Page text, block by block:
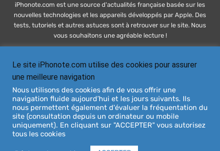
iPhonote.com est une source d'actualités française basée sur les
nouvelles technologies et les appareils développés par Apple. Des
tests, tutoriels et autres astuces sont à retrouver sur le site. Nous
vous souhaitons une agréable lecture !
À PROPOS
PUBLICITÉ / ADVERTISING
MENTIONS LÉGALES
Le site iPhonote.com utilise des cookies pour assurer
une meilleure navigation
Nous utilisons des cookies afin de vous offrir une
navigation fluide aujourd’hui et les jours suivants. Ils
nous permettent également d'évaluer la fréquentation du
site (consultation depuis un ordinateur ou mobile
uniquement). En cliquant sur "ACCEPTER" vous autorisez
tous les cookies